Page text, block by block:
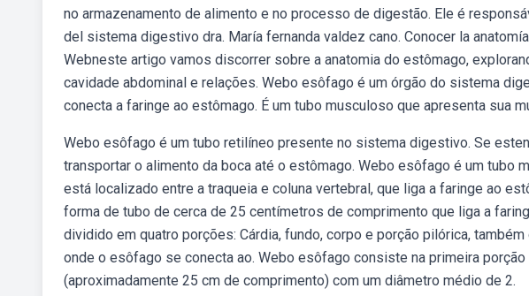
no armazenamento de alimento e no processo de digestão. Ele é
del sistema digestivo dra. María fernanda valdez cano. Conocer la
Webneste artigo vamos discorrer sobre a anatomia do estômago,
cavidade abdominal e relações. Webo esôfago é um órgão do sistema
conecta a faringe ao estômago. É um tubo musculoso que apresenta sua
Webo esôfago é um tubo retilíneo presente no sistema digestivo. Se
transportar o alimento da boca até o estômago. Webo esôfago é um tubo
está localizado entre a traqueia e coluna vertebral, que liga a faringe ao
forma de tubo de cerca de 25 centímetros de comprimento que liga a
dividido em quatro porções: Cárdia, fundo, corpo e porção pilórica,
onde o esôfago se conecta ao. Webo esôfago consiste na primeira
(aproximadamente 25 cm de comprimento) com um diâmetro médio de 2.